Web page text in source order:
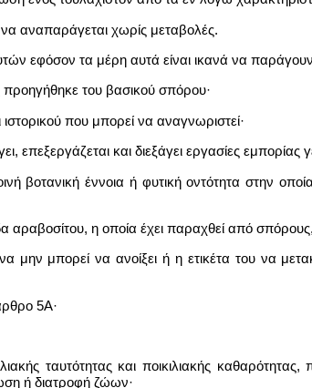
αναπαράγεται χωρίς μεταβολές.
εφόσον τα μέρη αυτά είναι ικανά να
του βασικού σπόρου·
που μπορεί να αναγνωριστεί·
επεξεργάζεται και διεξάγει εργασίες
βοτανική έννοια ή φυτική οντότητα στην
η οποία έχει παραχθεί από σπόρους,
μην μπορεί να ανοίξει ή η ετικέτα του να
5Α·
ταυτότητας και ποικιλιακής
ή διατροφή ζώων·